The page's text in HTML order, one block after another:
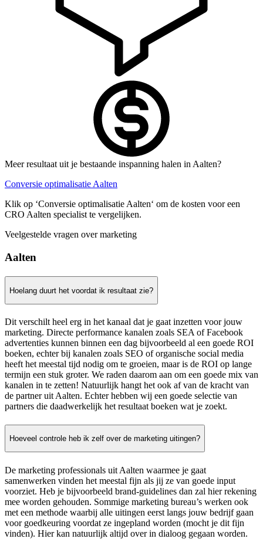
Meer resultaat uit je bestaande inspanning halen in Aalten?
Conversie optimalisatie Aalten
Klik op ‘Conversie optimalisatie Aalten‘ om de kosten voor een
CRO Aalten specialist te vergelijken.
Veelgestelde vragen over marketing
Aalten
Hoelang duurt het voordat ik resultaat zie?
Dit verschilt heel erg in het kanaal dat je gaat inzetten voor jouw
marketing. Directe performance kanalen zoals SEA of Facebook
advertenties kunnen binnen een dag bijvoorbeeld al een goede ROI
boeken, echter bij kanalen zoals SEO of organische social media
heeft het meestal tijd nodig om te groeien, maar is de ROI op lange
termijn een stuk groter. We raden daarom aan om een goede mix van
kanalen in te zetten! Natuurlijk hangt het ook af van de kracht van
de partner uit Aalten. Echter hebben wij een goede selectie van
partners die daadwerkelijk het resultaat boeken wat je zoekt.
Hoeveel controle heb ik zelf over de marketing uitingen?
De marketing professionals uit Aalten waarmee je gaat
samenwerken vinden het meestal fijn als jij ze van goede input
voorziet. Heb je bijvoorbeeld brand-guidelines dan zal hier rekening
mee worden gehouden. Sommige marketing bureau’s werken ook
met een methode waarbij alle uitingen eerst langs jouw bedrijf gaan
voor goedkeuring voordat ze ingepland worden (mocht je dit fijn
vinden). Hier kan natuurlijk altijd over in dialoog gegaan worden.